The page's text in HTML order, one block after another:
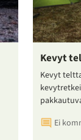
Kevyt
Kevyt
Ei